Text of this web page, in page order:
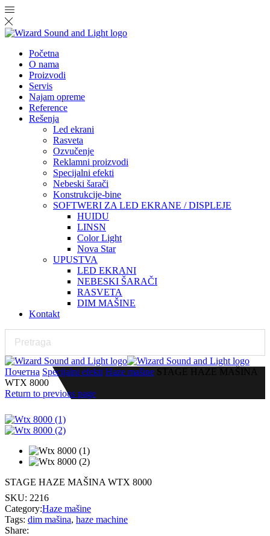
Početna
O nama
Proizvodi
Servis
Najam opreme
Reference
Rešenja
Led ekrani
Rasveta
Ozvučenje
Reklamni proizvodi
Specijalni efekti
Nebeski šarači
Konstrukcije-bine
SOFTWERI ZA LED EKRANE / DISPLEJE
HUIDU
LINSN
Color Light
Nova Star
UPUSTVA
LED EKRANI
NEBESKI ŠARAČI
RASVETA
DIM MAŠINE
Kontakt
Почетна Specijalni efekti Haze mašine STAGE HAZE MAŠINA
WTX 8000
Return to previous page
STAGE HAZE MAŠINA WTX 8000
SKU: 2216
Category:Haze mašine
Tags: dim mašina, haze machine
Share: